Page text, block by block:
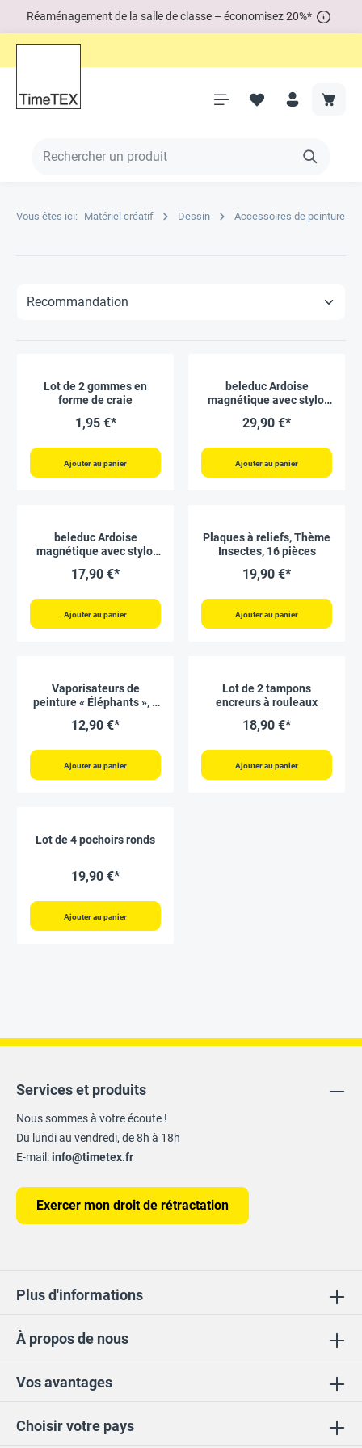
Réaménagement de la salle de classe – économisez 20%*
Vous êtes ici: Matériel créatif Dessin Accessoires de peinture
Lot de 2 gommes en
forme de craie
1,95 €*
Ajouter au panier
beleduc Ardoise
magnétique avec stylo,
29,90 €*
Ajouter au panier
beleduc Ardoise
magnétique avec stylo,
17,90 €*
Ajouter au panier
Plaques à reliefs, Thème
Insectes, 16 pièces
19,90 €*
Ajouter au panier
Vaporisateurs de
peinture « Éléphants », 5
12,90 €*
Ajouter au panier
Lot de 2 tampons
encreurs à rouleaux
18,90 €*
Ajouter au panier
Lot de 4 pochoirs ronds
19,90 €*
Ajouter au panier
Vos avantages
Choisir votre pays
À propos de nous
Services et produits
Nous sommes à votre écoute !
Du lundi au vendredi, de 8h à 18h
E-mail:info@timetex.fr
Exercer mon droit de rétractation
Plus d'informations